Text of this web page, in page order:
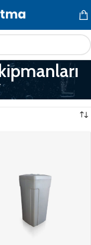
49-53 arası gösteriliyor